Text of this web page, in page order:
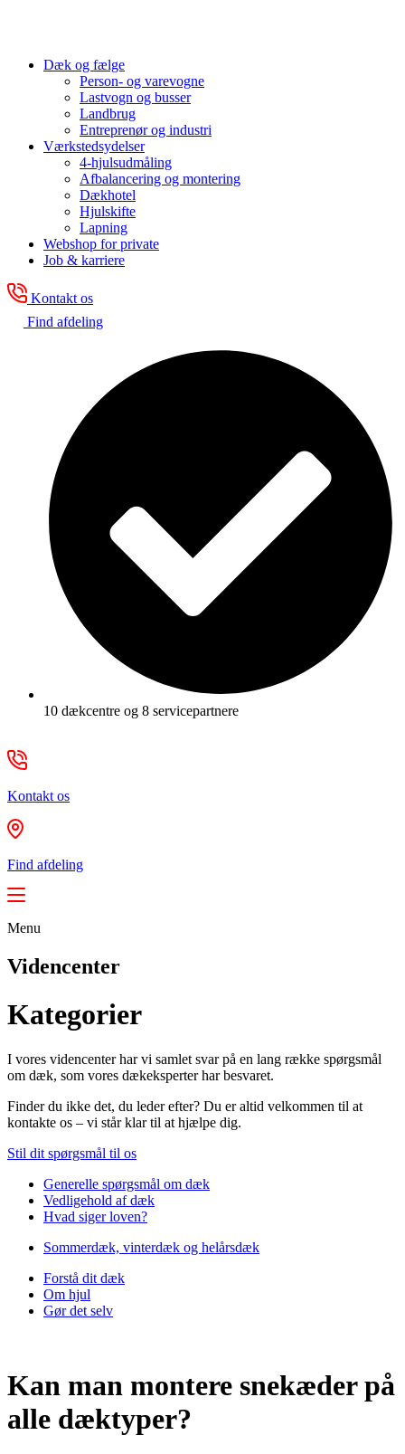
Dæk og fælge
Person- og varevogne
Lastvogn og busser
Landbrug
Entreprenør og industri
Værkstedsydelser
4-hjulsudmåling
Afbalancering og montering
Dækhotel
Hjulskifte
Lapning
Webshop for private
Job & karriere
Kontakt os
Find afdeling
10 dækcentre og 8 servicepartnere
Kontakt os
Find afdeling
Menu
Videncenter
Kategorier
I vores videncenter har vi samlet svar på en lang række spørgsmål
om dæk, som vores dækeksperter har besvaret.
Finder du ikke det, du leder efter? Du er altid velkommen til at
kontakte os – vi står klar til at hjælpe dig.
Stil dit spørgsmål til os
Generelle spørgsmål om dæk
Vedligehold af dæk
Hvad siger loven?
Sommerdæk, vinterdæk og helårsdæk
Forstå dit dæk
Om hjul
Gør det selv
Kan man montere snekæder på
alle dæktyper?